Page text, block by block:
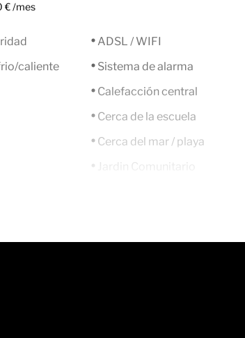
€ /mes
ADSL / WIFI
caliente
Sistema de alarma
Calefacción central
Cerca de la escuela
Cerca del mar / playa
Jardin Comunitario
Cocina totalmente equipada